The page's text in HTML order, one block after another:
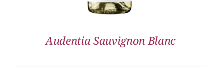
Audentia Sauvignon Blanc